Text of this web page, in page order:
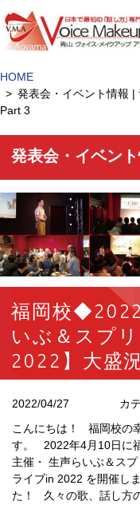
HOME
発表会・イベント情報 |
Part 3
発表会・イベン
福岡校
いぶ＆スプ
2022】大盛
2022/04/27 カ
こんにちは！ 福岡校の
す。 2022年4月10日に
主催・ 生声らいぶ＆ス
ライブin 2022 を開催し
た！ 久々の歌、話し方